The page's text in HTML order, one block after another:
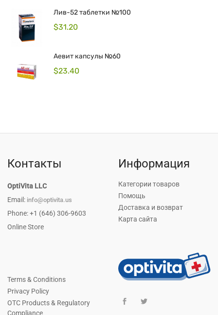
Лив-52 таблетки №100
$31.20
Аевит капсулы №60
$23.40
Контакты
OptiVita LLC
Email: info@optivita.us
Phone: +1 (646) 306-9603
Online Store
Информация
Категории товаров
Помощь
Доставка и возврат
Карта сайта
Terms & Conditions
Privacy Policy
OTC Products & Regulatory
Compliance